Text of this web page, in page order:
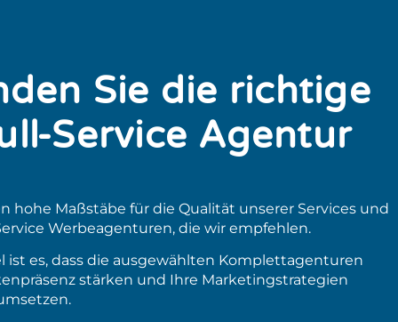
Sie die richtige
Service Agentur
hohe Maßstäbe für die Qualität unserer Services und
Werbeagenturen, die wir empfehlen.
ist es, dass die ausgewählten Komplettagenturen
stärken und Ihre Marketingstrategien